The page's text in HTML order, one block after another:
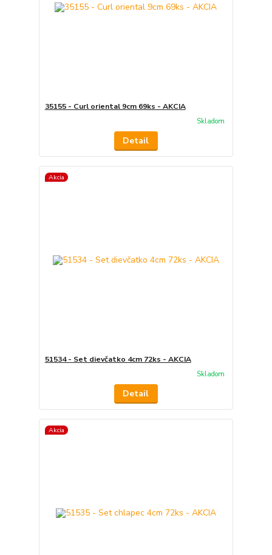
35155 - Curl oriental 9cm 69ks - AKCIA
Skladom
Detail
Akcia
51534 - Set dievčatko 4cm 72ks - AKCIA
Skladom
Detail
Akcia